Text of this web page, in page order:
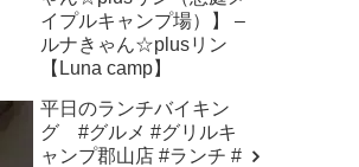
イプルキャンプ場）】 –
ルナきゃん☆plusリン
【Luna camp】
平日のランチバイキン
グ #グルメ #グリルキ
ャンプ郡山店 #ランチ #